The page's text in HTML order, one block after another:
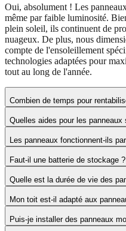
Oui, absolument ! Les
même par faible luminosité.
plein soleil, ils continuent de
nuageux. De plus, nous
compte de l'ensoleillement
technologies adaptées pour
tout au long de l'année.
Combien de temps pour
Quelles aides pour les panneaux
Les panneaux fonctionnent-ils
Faut-il une batterie de stockage ?
Quelle est la durée de vie des
Mon toit est-il adapté aux
Puis-je installer des panneaux